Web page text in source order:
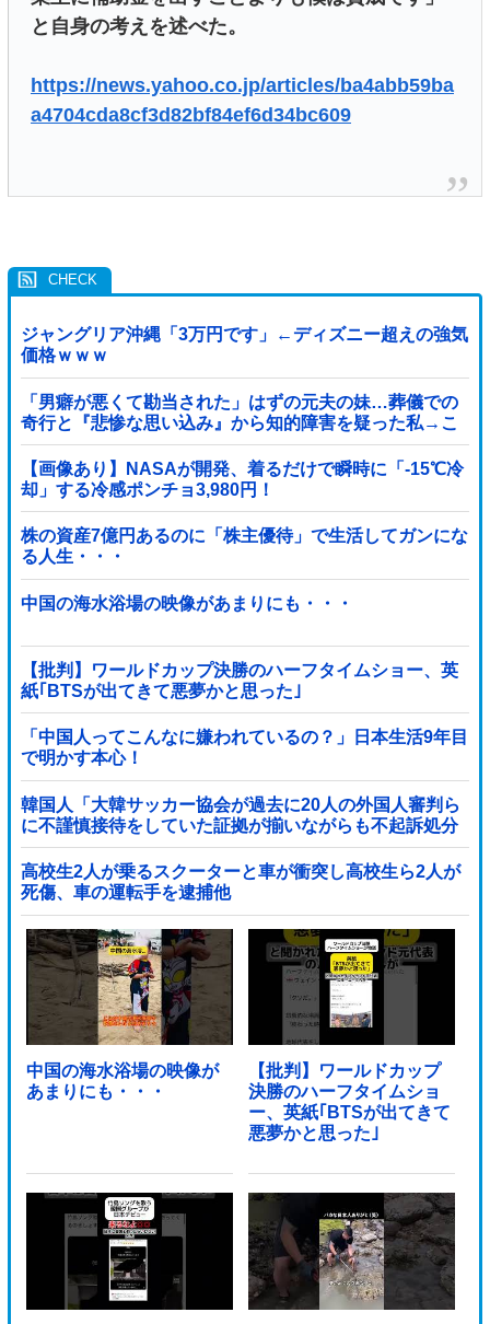
と自身の考えを述べた。
https://news.yahoo.co.jp/articles/ba4abb59ba
a4704cda8cf3d82bf84ef6d34bc609
ジャングリア沖縄「3万円です」←ディズニー超えの強気
価格ｗｗｗ
「男癖が悪くて勘当された」はずの元夫の妹…葬儀での
奇行と『悲惨な思い込み』から知的障害を疑った私→こ
っそり病院へ誘導し行政保護させた話
【画像あり】NASAが開発、着るだけで瞬時に「-15℃冷
却」する冷感ポンチョ3,980円！
株の資産7億円あるのに「株主優待」で生活してガンにな
る人生・・・
中国の海水浴場の映像があまりにも・・・
【批判】ワールドカップ決勝のハーフタイムショー、英
紙｢BTSが出てきて悪夢かと思った｣
「中国人ってこんなに嫌われているの？」日本生活9年目
で明かす本心！
韓国人「大韓サッカー協会が過去に20人の外国人審判ら
に不謹慎接待をしていた証拠が揃いながらも不起訴処分
に成っていた事が明らかに‥」
高校生2人が乗るスクーターと車が衝突し高校生ら2人が
死傷、車の運転手を逮捕他
中国の海水浴場の映像が
あまりにも・・・
【批判】ワールドカップ
決勝のハーフタイムショ
ー、英紙｢BTSが出てきて
悪夢かと思った｣